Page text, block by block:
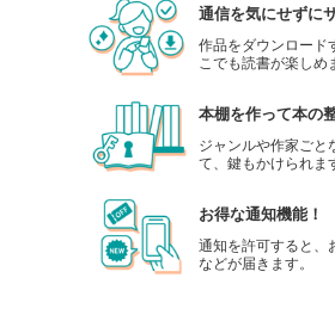
フォトコン2024年1月号
1,048円 (税込)
あらすじを表示する
フォトコン2023年12月号
1,048
円 (税込)
通信を気にせずに
作品をダウンロード
こでも読書が楽しめ
本棚を作って本の
ジャンルや作家ごと
て、鍵もかけられま
お得な通知機能！
通知を許可すると、
などが届きます。